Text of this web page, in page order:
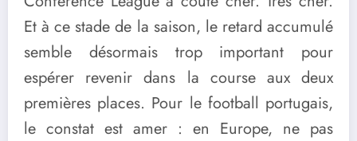
Et à ce stade de la saison, le retard accumulé
semble désormais trop important pour
espérer revenir dans la course aux deux
premières places. Pour le football portugais,
le constat est amer : en Europe, ne pas